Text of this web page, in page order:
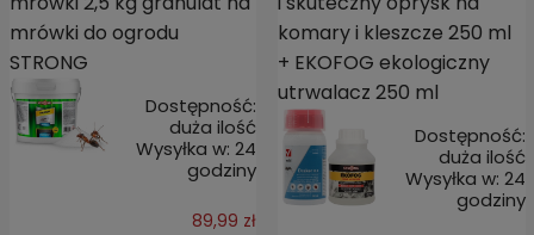
mrówki do ogrodu
STRONG
Dostępność:
duża ilość
Wysyłka w: 24
godziny
89,99 zł
komary i kleszcze 250 ml
+ EKOFOG ekologiczny
utrwalacz 250 ml
Dostępność:
duża ilość
Wysyłka w: 24
godziny